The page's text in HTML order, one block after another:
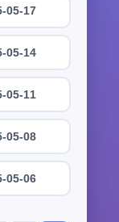
05-17
05-14
05-11
05-08
05-06